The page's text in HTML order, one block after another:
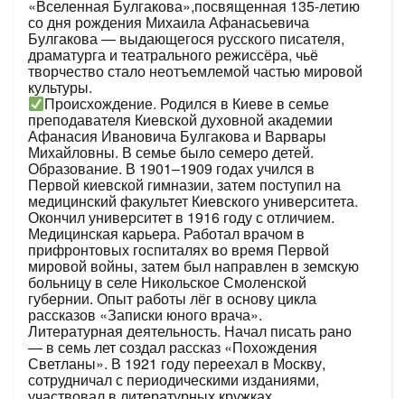
«Вселенная Булгакова»,посвященная 135-летию
со дня рождения Михаила Афанасьевича
Булгакова — выдающегося русского писателя,
драматурга и театрального режиссёра, чьё
творчество стало неотъемлемой частью мировой
культуры.
Происхождение. Родился в Киеве в семье
преподавателя Киевской духовной академии
Афанасия Ивановича Булгакова и Варвары
Михайловны. В семье было семеро детей.
Образование. В 1901–1909 годах учился в
Первой киевской гимназии, затем поступил на
медицинский факультет Киевского университета.
Окончил университет в 1916 году с отличием.
Медицинская карьера. Работал врачом в
прифронтовых госпиталях во время Первой
мировой войны, затем был направлен в земскую
больницу в селе Никольское Смоленской
губернии. Опыт работы лёг в основу цикла
рассказов «Записки юного врача».
Литературная деятельность. Начал писать рано
— в семь лет создал рассказ «Похождения
Светланы». В 1921 году переехал в Москву,
сотрудничал с периодическими изданиями,